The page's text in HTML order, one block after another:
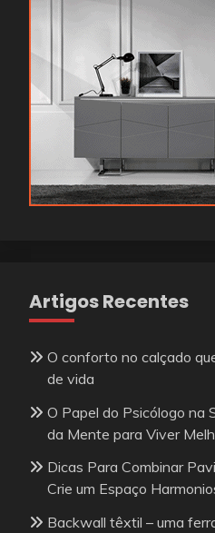
Artigos Recentes
O conforto no calçado
de vida
O Papel do Psicólogo na
da Mente para Viver
Dicas Para Combinar
Crie um Espaço
Backwall têxtil – uma